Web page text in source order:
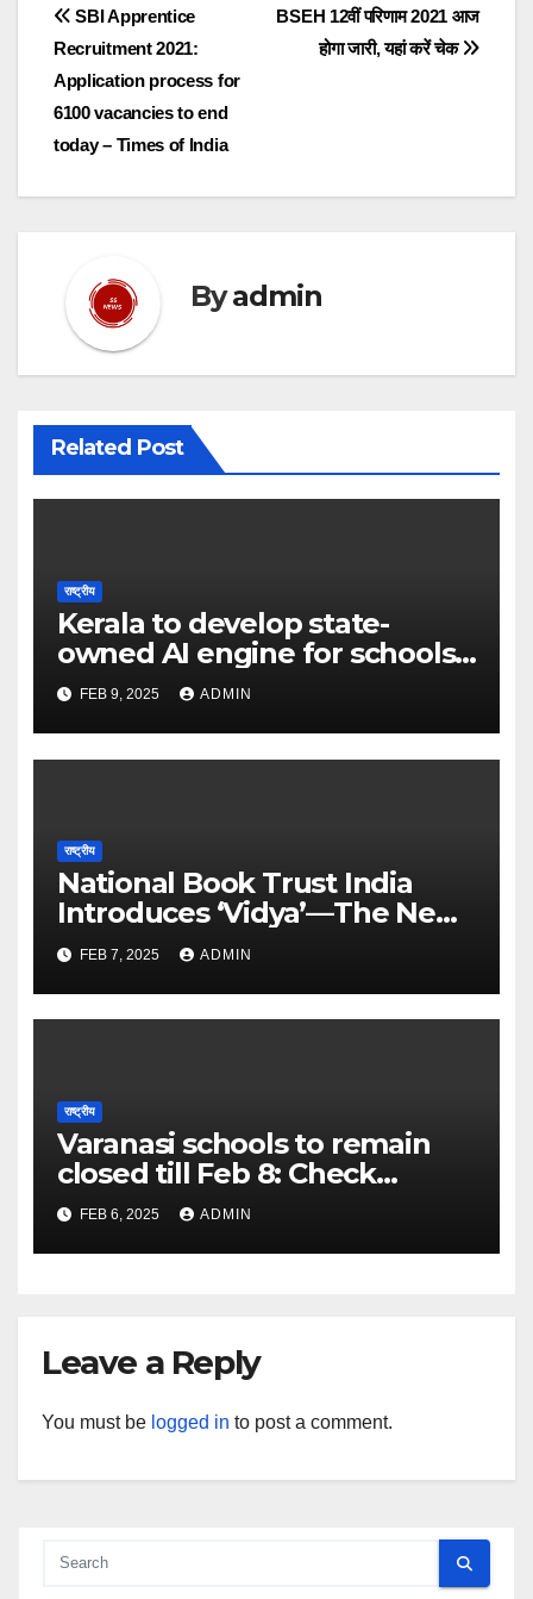
Post
navigation
BSEH 12वीं परिणाम 2021 आज
होगा जारी, यहां करें चेक
SBI Apprentice
Recruitment 2021:
Application process for
6100 vacancies to end
today – Times of India
Byadmin
Related Post
राष्ट्रीय
Kerala to develop state-
owned AI engine for schools
in 2025 – The Times of India
FEB 9, 2025 ADMIN
राष्ट्रीय
National Book Trust India
Introduces ‘Vidya’—The New
Face of Learning and
Discovery – The Times of
India
FEB 7, 2025 ADMIN
राष्ट्रीय
Varanasi schools to remain
closed till Feb 8: Check
details here – The Times of
India
FEB 6, 2025 ADMIN
Leave a Reply
You must be logged in to post a comment.